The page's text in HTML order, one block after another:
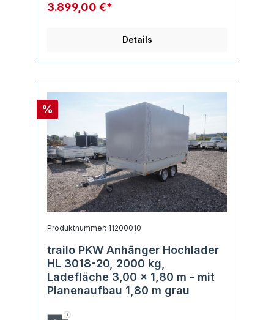
3.899,00 €*
Details
%
Produktnummer: 11200010
trailo PKW Anhänger Hochlader
HL 3018-20, 2000 kg,
Ladefläche 3,00 x 1,80 m - mit
Planenaufbau 1,80 m grau